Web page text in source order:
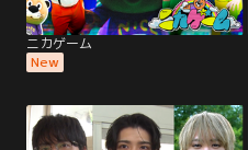
ニカゲーム
New